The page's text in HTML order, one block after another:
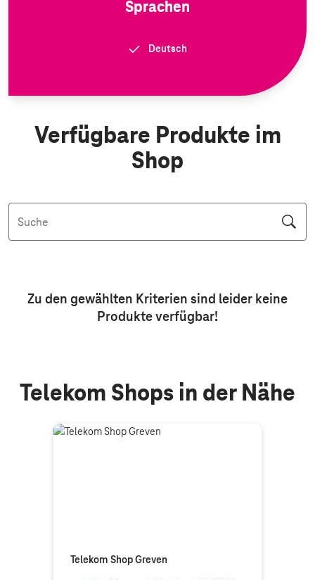
Sprachen
Deutsch
Verfügbare Produkte im
Shop
Suche
Zu den gewählten Kriterien sind leider keine
Produkteverfügbar!
Telekom Shops in der Nähe
Telekom Shop Greven